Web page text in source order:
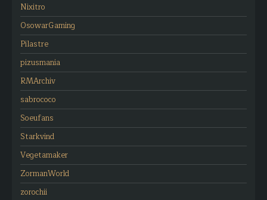
Nixitro
OsowarGaming
Pilastre
pizusmania
RMArchiv
sabrococo
Soeufans
Starkvind
Vegetamaker
ZormanWorld
zorochii